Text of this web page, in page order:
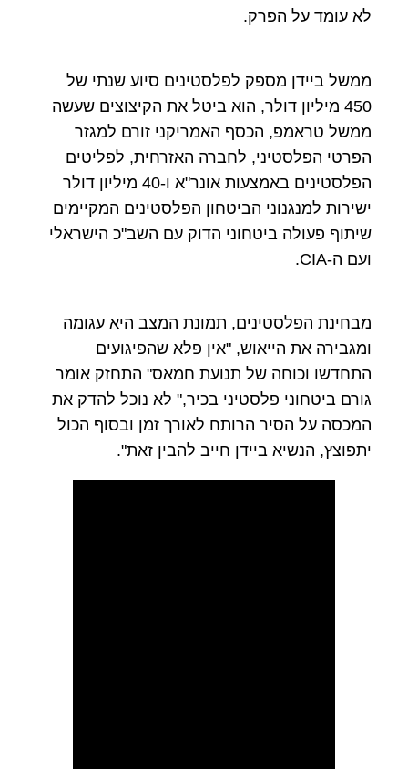
לא עומד על הפרק.
ממשל ביידן מספק לפלסטינים סיוע שנתי של
450 מיליון דולר, הוא ביטל את הקיצוצים שעשה
ממשל טראמפ, הכסף האמריקני זורם למגזר
הפרטי הפלסטיני, לחברה האזרחית, לפליטים
הפלסטינים באמצעות אונר"א ו-40 מיליון דולר
ישירות למנגנוני הביטחון הפלסטינים המקיימים
שיתוף פעולה ביטחוני הדוק עם השב"כ הישראלי
ועם ה-CIA.
מבחינת הפלסטינים, תמונת המצב היא עגומה
ומגבירה את הייאוש, "אין פלא שהפיגועים
התחדשו וכוחה של תנועת חמאס" התחזק אומר
גורם ביטחוני פלסטיני בכיר," לא נוכל להדק את
המכסה על הסיר הרותח לאורך זמן ובסוף הכול
יתפוצץ, הנשיא ביידן חייב להבין זאת".